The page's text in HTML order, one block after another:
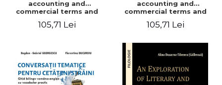
accounting and
commercial terms and
English-German
105,71 Lei
accounting and
commercial terms and
Russian – German
105,71 Lei